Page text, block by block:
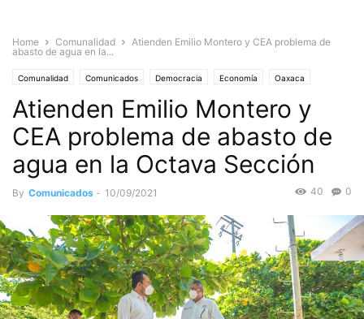
Home Comunalidad
Atienden Emilio Montero y CEA problema de
abasto de agua en la...
Comunalidad Comunicados Democracia Economía Oaxaca
Istmo Juchitán
Atienden Emilio Montero y
CEA problema de abasto de
agua en la Octava Sección
By Comunicados - 10/09/2021 0
40